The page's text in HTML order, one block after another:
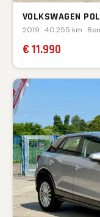
VOLKSWAGEN
2019 · 40.255 km ·
€ 11.990